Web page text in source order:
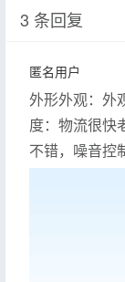
3 条回复
匿名用户
外形外观：外
度：物流很快
不错，噪音控